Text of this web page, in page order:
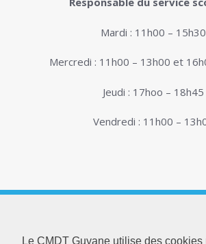
Le CMDT Guyane utilise des cookies
Mardi : 11h00 – 15h30
Mercredi : 11h00 – 13h00 et
Jeudi : 17hoo – 18h45
Vendredi : 11h00 –
© 2026. Conservatoire de Musique,